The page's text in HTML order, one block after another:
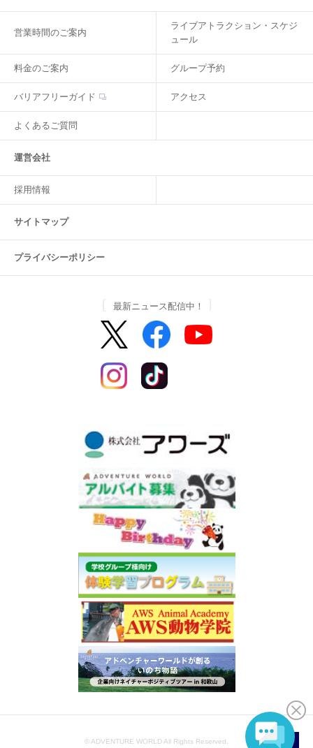
営業時間のご案内
ライブアトラクション・スケジ
ュール
料金のご案内 グループ予約
バリアフリーガイド アクセス
よくあるご質問
運営会社
採用情報
サイトマップ
プライバシーポリシー
最新ニュース配信中！
© ADVENTURE WORLD All Rights Reserved.